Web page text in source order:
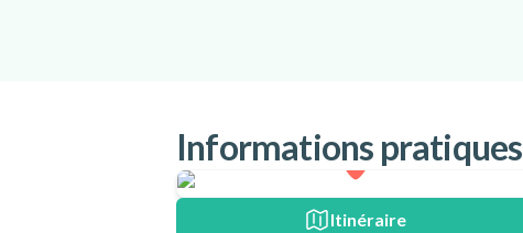
Informations pratiques
Itinéraire